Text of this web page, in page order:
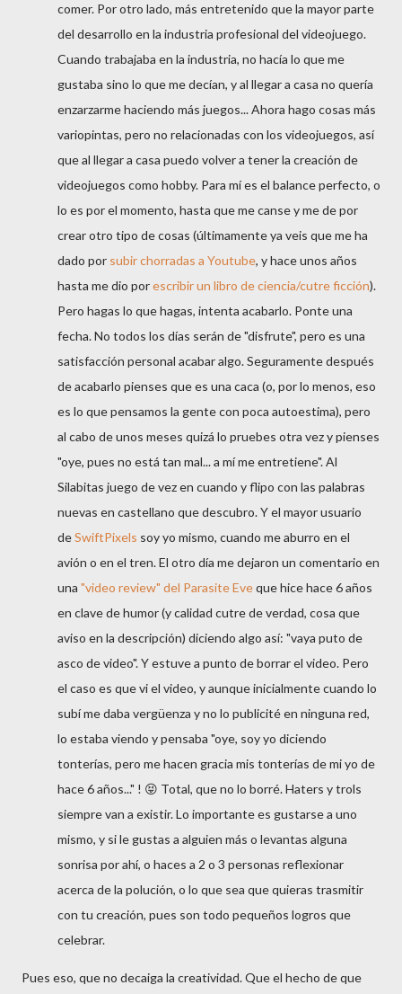
comer. Por otro lado, más entretenido que la mayor parte
del desarrollo en la industria profesional del videojuego.
Cuando trabajaba en la industria, no hacía lo que me
gustaba sino lo que me decían, y al llegar a casa no quería
enzarzarme haciendo más juegos... Ahora hago cosas más
variopintas, pero no relacionadas con los videojuegos, así
que al llegar a casa puedo volver a tener la creación de
videojuegos como hobby. Para mí es el balance perfecto, o
lo es por el momento, hasta que me canse y me de por
crear otro tipo de cosas (últimamente ya veis que me ha
dado por subir chorradas a Youtube, y hace unos años
hasta me dio porescribir un libro de ciencia/cutre ficción).
Pero hagas lo que hagas, intenta acabarlo. Ponte una
fecha. No todos los días serán de "disfrute", pero es una
satisfacción personal acabar algo. Seguramente después
de acabarlo pienses que es una caca (o, por lo menos, eso
es lo que pensamos la gente con poca autoestima), pero
al cabo de unos meses quizá lo pruebes otra vez y pienses
"oye, pues no está tan mal... a mí me entretiene". Al
Silabitas juego de vez en cuando y flipo con las palabras
nuevas en castellano que descubro. Y el mayor usuario
deSwiftPixels soy yo mismo, cuando me aburro en el
avión o en el tren. El otro día me dejaron un comentario en
una "video review" del Parasite Eveque hice hace 6 años
en clave de humor (y calidad cutre de verdad, cosa que
aviso en la descripción) diciendo algo así: "vaya puto de
asco de video". Y estuve a punto de borrar el video. Pero
el caso es que vi el video, y aunque inicialmente cuando lo
subí me daba vergüenza y no lo publicité en ninguna red,
lo estaba viendo y pensaba "oye, soy yo diciendo
tonterías, pero me hacen gracia mis tonterías de mi yo de
hace 6 años..." ! 😝 Total, que no lo borré. Haters y trols
siempre van a existir. Lo importante es gustarse a uno
mismo, y si le gustas a alguien más o levantas alguna
sonrisa por ahí, o haces a 2 o 3 personas reflexionar
acerca de la polución, o lo que sea que quieras trasmitir
con tu creación, pues son todo pequeños logros que
celebrar.
Pues eso, que no decaiga la creatividad. Que el hecho de que